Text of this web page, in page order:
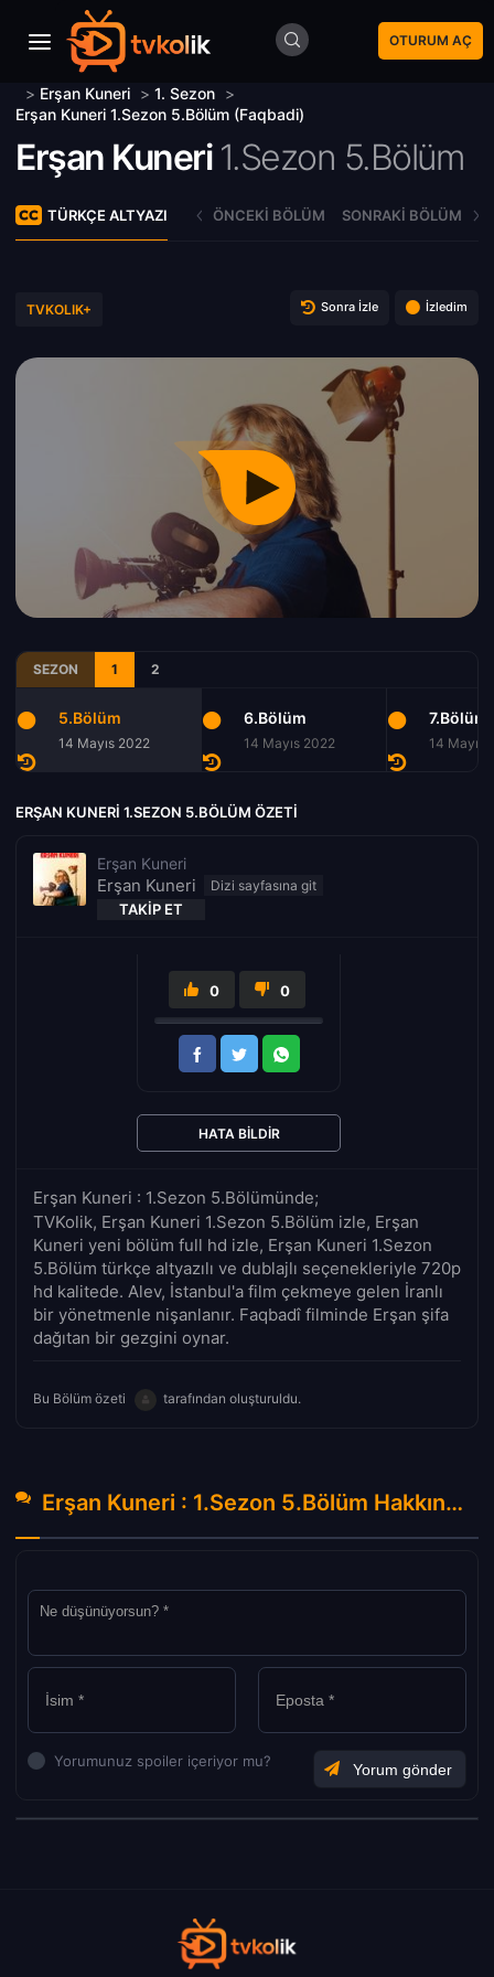
OTURUM AÇ
> Erşan Kuneri > 1. Sezon >
Erşan Kuneri 1.Sezon 5.Bölüm (Faqbadi)
Erşan Kuneri 1.Sezon 5.Bölüm
TÜRKÇE ALTYAZI ÖNCEKI BÖLÜM SONRAKI BÖLÜM
TVKOLIK+ Sonra İzle İzledim
SEZON 1 2
5.Bölüm
14 Mayıs 2022
6.Bölüm
14 Mayıs 2022
7.Bölüm
14 Mayıs
ERŞAN KUNERI 1.SEZON 5.BÖLÜM ÖZETI
Erşan Kuneri
Erşan Kuneri
TAKIP ET
Erşan Kuneri : 1.Sezon 5.Bölümünde;
TVKolik, Erşan Kuneri 1.Sezon 5.Bölüm izle, Erşan
Kuneri yeni bölüm full hd izle, Erşan Kuneri 1.Sezon
5.Bölüm türkçe altyazılı ve dublajlı seçenekleriyle 720p
hd kalitede. Alev, İstanbul'a film çekmeye gelen İranlı
bir yönetmenle nişanlanır. Faqbadî filminde Erşan şifa
dağıtan bir gezgini oynar.
Bu Bölüm özeti tarafından oluşturuldu.
0 0
HATA BILDIR
Erşan Kuneri : 1.Sezon 5.Bölüm Hakkında Yorumlar
Yorumunuz spoiler içeriyor mu?